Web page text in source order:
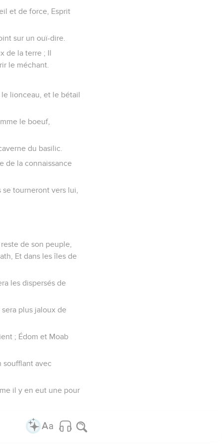
et de force, Esprit
sur un ouï-dire.
de la terre ; Il
le méchant.
le lionceau, et le bétail
le boeuf,
du basilic.
de la connaissance
tourneront vers lui,
de son peuple,
Et dans les îles de
les dispersés de
plus jaloux de
; Édom et Moab
soufflant avec
il y en eut une pour